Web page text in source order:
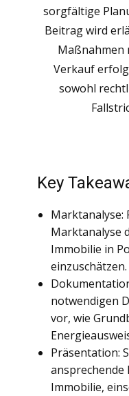
sorgfältige
Beitrag wird
Maßnahmen
Verkauf
sowohl
Key
Marktanalyse:
Marktanalyse
Immobilie in
einzuschätzen.
notwendigen
vor, wie
Präsentation:
Immobilie,